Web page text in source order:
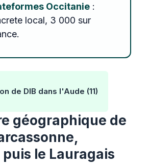
Occitanie:
local, 3 000 sur
de DIB dans l'Aude (11)
géographique de
le Lauragais